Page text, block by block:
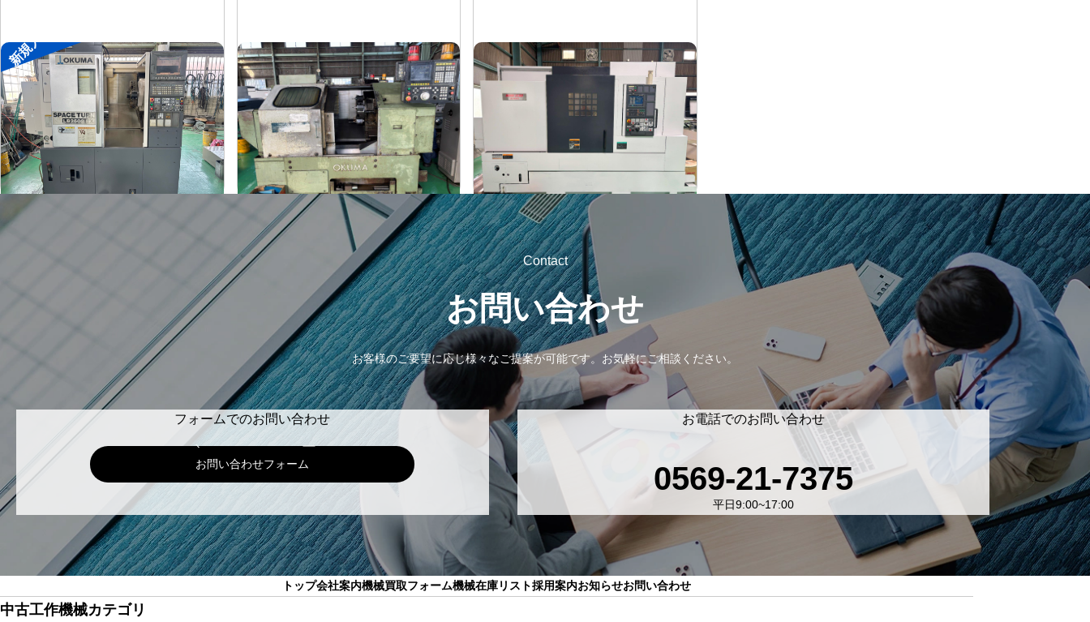
新規入荷
8″NC旋盤
メーカー オークマ
形 式LB2500EX
年 式2008
8″NC旋盤
メーカー オークマ
形 式LB-12
年 式1989
12″NC旋盤
メーカー 森精機
年 式2006
Contact
お問い合わせ
お客様のご要望に応じ様々なご提案が可能です。 お気軽にご相談ください。
フォームでのお問い合わせ
お問い合わせフォーム
お電話でのお問い合わせ
0569-21-7375
平日9:00~17:00
トップ会社案内機械買取フォーム機械在庫リスト採用案内お知らせお問い合わせ
中古工作機械カテゴリ